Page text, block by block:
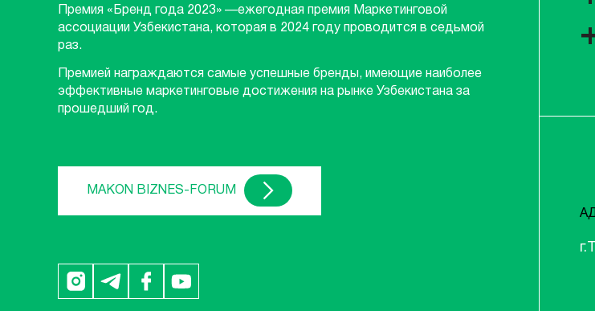
Премия «Бренд года 2023» —ежегодная премия Маркетинговой
ассоциации Узбекистана, которая в 2024 году проводится в седьмой
раз.
Премией награждаются самые успешные бренды, имеющие наиболее
эффективные маркетинговые достижения на рынке Узбекистана за
прошедший год.
MAKON BIZNES-FORUM